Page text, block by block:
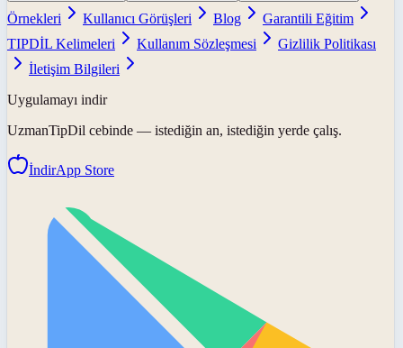
Örnekleri
Kullanıcı Görüşleri Blog
Garantili Eğitim
TIPDİL Kelimeleri
Kullanım Sözleşmesi
Gizlilik Politikası
İletişim Bilgileri
Uygulamayı indir
UzmanTipDil cebinde — istediğin an, istediğin yerde çalış.
İndirApp Store